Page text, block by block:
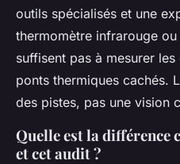
outils spécialisés et une
thermomètre infrarouge
suffisent pas à mesurer
ponts thermiques cachés.
des pistes, pas une vision
Quelle est la différence
et cet audit ?